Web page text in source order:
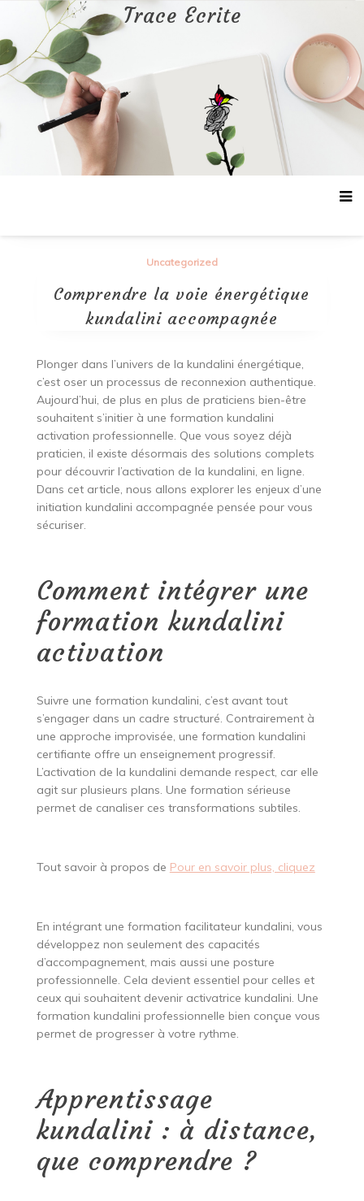
contenu
Trace Ecrite
Uncategorized
Comprendre la voie énergétique
kundalini accompagnée
Plonger dans l’univers de la kundalini énergétique,
c’est oser un processus de reconnexion authentique.
Aujourd’hui, de plus en plus de praticiens bien-être
souhaitent s’initier à une formation kundalini
activation professionnelle. Que vous soyez déjà
praticien, il existe désormais des solutions complets
pour découvrir l’activation de la kundalini, en ligne.
Dans cet article, nous allons explorer les enjeux d’une
initiation kundalini accompagnée pensée pour vous
sécuriser.
Comment intégrer une
formation kundalini
activation
Suivre une formation kundalini, c’est avant tout
s’engager dans un cadre structuré. Contrairement à
une approche improvisée, une formation kundalini
certifiante offre un enseignement progressif.
L’activation de la kundalini demande respect, car elle
agit sur plusieurs plans. Une formation sérieuse
permet de canaliser ces transformations subtiles.
Tout savoir à propos de Pour en savoir plus, cliquez
En intégrant une formation facilitateur kundalini, vous
développez non seulement des capacités
d’accompagnement, mais aussi une posture
professionnelle. Cela devient essentiel pour celles et
ceux qui souhaitent devenir activatrice kundalini. Une
formation kundalini professionnelle bien conçue vous
permet de progresser à votre rythme.
Apprentissage
kundalini : à distance,
que comprendre ?